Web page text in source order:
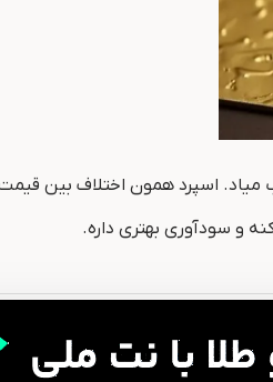
و سودآوری بهتری داره.